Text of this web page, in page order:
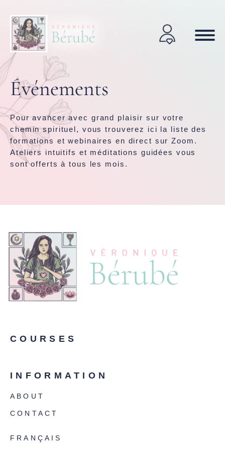
Événements
Pour avancer avec grand plaisir sur votre
chemin spirituel, vous trouverez ici la liste des
formations et webinaires en direct sur Zoom.
Ateliers intuitifs et méditations guidées vous
sont offerts à tous les mois.
COURSES
INFORMATION
ABOUT
CONTACT
FRANÇAIS